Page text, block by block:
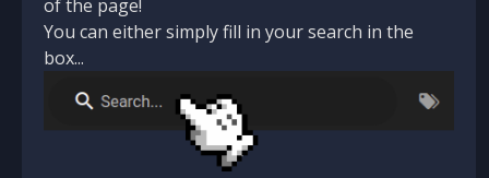
of the page!
You can either simply fill in your search in the
box...